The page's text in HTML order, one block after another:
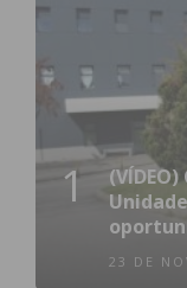
1
23 DE